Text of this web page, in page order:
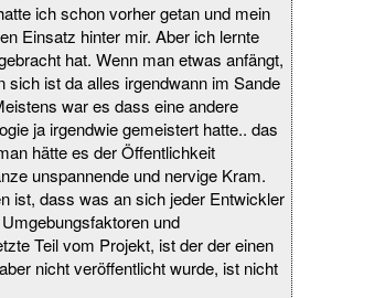
ich schon vorher getan und mein
Einsatz hinter mir. Aber ich lernte
hat. Wenn man etwas anfängt,
sich ist da alles irgendwann im Sande
war es dass eine andere
ja irgendwie gemeistert hatte.. das
hätte es der Öffentlichkeit
unspannende und nervige Kram.
ist, dass was an sich jeder Entwickler
und
Teil vom Projekt, ist der der einen
nicht veröffentlicht wurde, ist nicht